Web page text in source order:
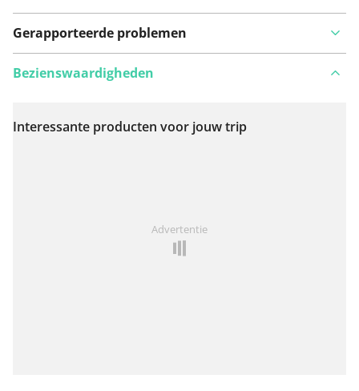
Gerapporteerde problemen
Bekijk op kaart
Bezienswaardigheden
Interessante producten voor jouw trip
Advertentie